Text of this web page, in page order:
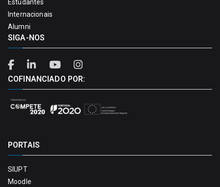
Estudantes
Internacionais
Alumni
SIGA-NOS
COFINANCIADO POR:
PORTAIS
SIUPT
Moodle